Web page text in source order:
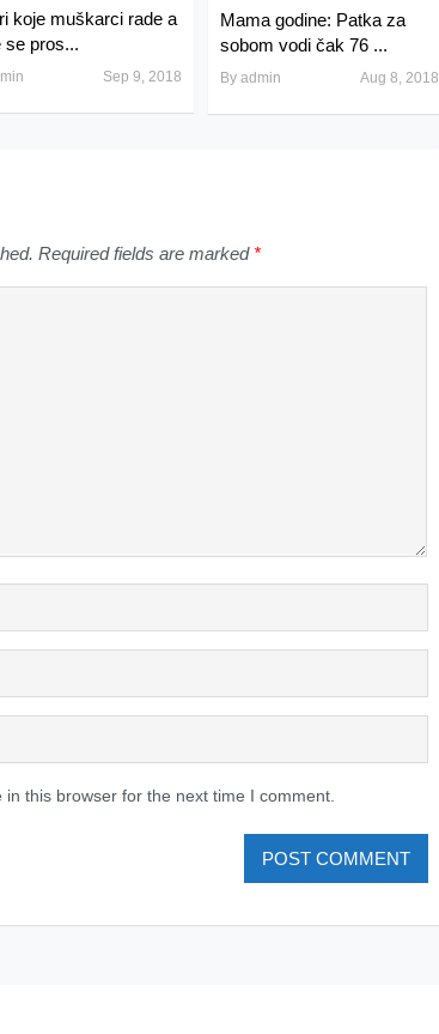
koje muškarci rade a
se pros...
Sep 9, 2018
Mama godine: Patka za
sobom vodi čak 76 ...
By admin Aug 8, 2018
Required fields are marked *
this browser for the next time I comment.